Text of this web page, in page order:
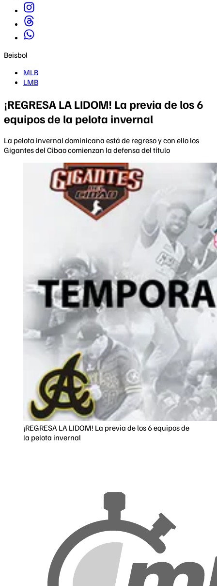
Beisbol
MLB
LMB
¡REGRESA LA LIDOM! La previa de los 6
equipos de la pelota invernal
La pelota invernal dominicana está de regreso y con ello los
Gigantes del Cibao comienzan la defensa del título
¡REGRESA LA LIDOM! La previa de los 6 equipos de
la pelota invernal